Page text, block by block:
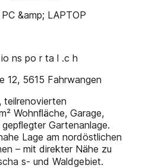
&amp; LAPTOP
ns po r ta l .c h
12, 5615 Fahrwangen
teilrenovierten
Wohnﬂäche, Garage,
Gartenanlage.
Lage am nordöstlichen
– mit direkter Nähe zu
s- und Waldgebiet.